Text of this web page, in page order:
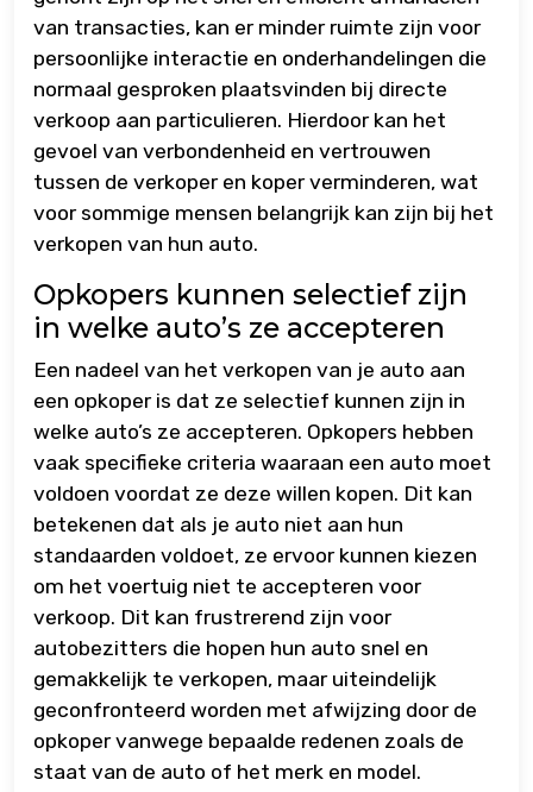
van transacties, kan er minder ruimte zijn voor
persoonlijke interactie en onderhandelingen die
normaal gesproken plaatsvinden bij directe
verkoop aan particulieren. Hierdoor kan het
gevoel van verbondenheid en vertrouwen
tussen de verkoper en koper verminderen, wat
voor sommige mensen belangrijk kan zijn bij het
verkopen van hun auto.
Opkopers kunnen selectief zijn
in welke auto’s ze accepteren
Een nadeel van het verkopen van je auto aan
een opkoper is dat ze selectief kunnen zijn in
welke auto’s ze accepteren. Opkopers hebben
vaak specifieke criteria waaraan een auto moet
voldoen voordat ze deze willen kopen. Dit kan
betekenen dat als je auto niet aan hun
standaarden voldoet, ze ervoor kunnen kiezen
om het voertuig niet te accepteren voor
verkoop. Dit kan frustrerend zijn voor
autobezitters die hopen hun auto snel en
gemakkelijk te verkopen, maar uiteindelijk
geconfronteerd worden met afwijzing door de
opkoper vanwege bepaalde redenen zoals de
staat van de auto of het merk en model.